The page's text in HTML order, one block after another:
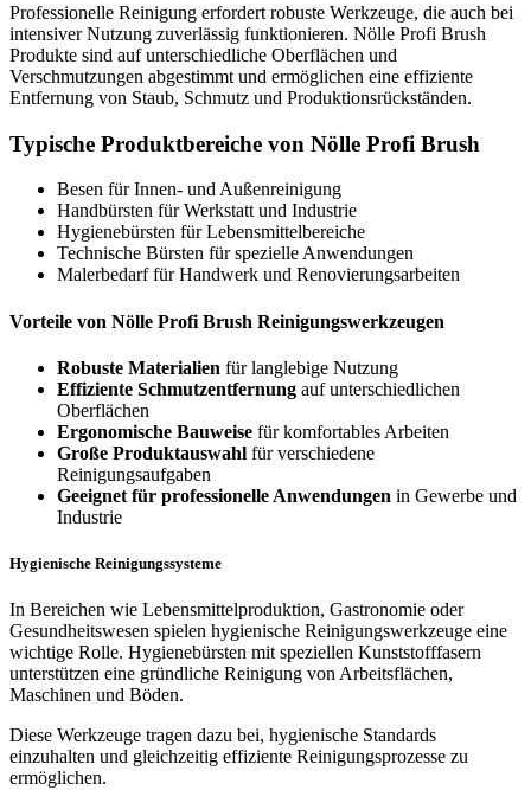
Professionelle Reinigung erfordert robuste Werkzeuge, die auch bei
intensiver Nutzung zuverlässig funktionieren. Nölle Profi Brush
Produkte sind auf unterschiedliche Oberflächen und
Verschmutzungen abgestimmt und ermöglichen eine effiziente
Entfernung von Staub, Schmutz und Produktionsrückständen.
Typische Produktbereiche von Nölle Profi Brush
Besen für Innen- und Außenreinigung
Handbürsten für Werkstatt und Industrie
Hygienebürsten für Lebensmittelbereiche
Technische Bürsten für spezielle Anwendungen
Malerbedarf für Handwerk und Renovierungsarbeiten
Vorteile von Nölle Profi Brush Reinigungswerkzeugen
Robuste Materialien für langlebige Nutzung
Effiziente Schmutzentfernung auf unterschiedlichen
Oberflächen
Ergonomische Bauweise für komfortables Arbeiten
Große Produktauswahl für verschiedene
Reinigungsaufgaben
Geeignet für professionelle Anwendungen in Gewerbe und
Industrie
Hygienische Reinigungssysteme
In Bereichen wie Lebensmittelproduktion, Gastronomie oder
Gesundheitswesen spielen hygienische Reinigungswerkzeuge eine
wichtige Rolle. Hygienebürsten mit speziellen Kunststofffasern
unterstützen eine gründliche Reinigung von Arbeitsflächen,
Maschinen und Böden.
Diese Werkzeuge tragen dazu bei, hygienische Standards
einzuhalten und gleichzeitig effiziente Reinigungsprozesse zu
ermöglichen.